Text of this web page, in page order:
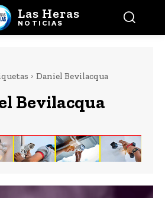
Las Heras
NOTICIAS
Daniel Bevilacqua
Bevilacqua